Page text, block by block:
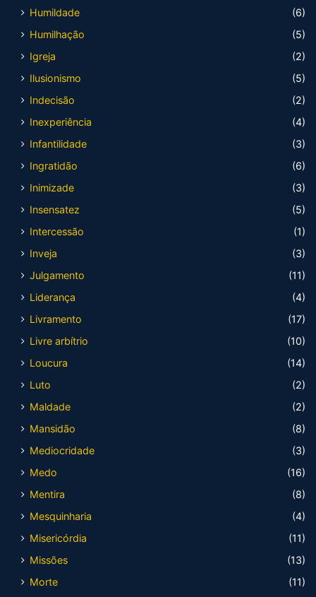
Humildade
(6)
Humilhação
(5)
Igreja
(2)
Ilusionismo
(5)
Indecisão
(2)
Inexperiência
(4)
Infantilidade
(3)
Ingratidão
(6)
Inimizade
(3)
Insensatez
(5)
Intercessão
(1)
Inveja
(3)
Julgamento
(11)
Liderança
(4)
Livramento
(17)
Livre arbítrio
(10)
Loucura
(14)
Luto
(2)
Maldade
(2)
Mansidão
(8)
Mediocridade
(3)
Medo
(16)
Mentira
(8)
Mesquinharia
(4)
Misericórdia
(11)
Missões
(13)
Morte
(11)